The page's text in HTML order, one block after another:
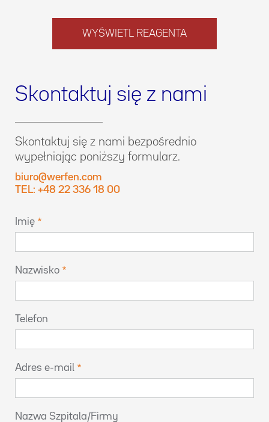
WYŚWIETL REAGENTA
Skontaktuj się z nami
Skontaktuj się z nami bezpośrednio
wypełniając poniższy formularz.
biuro@werfen.com
TEL: +48 22 336 18 00
Imię
Nazwisko
Telefon
Adres e-mail
Nazwa Szpitala/Firmy